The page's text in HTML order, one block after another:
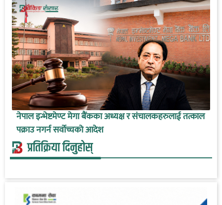
नेपाल इन्भेष्टमेण्ट मेगा बैंकका अध्यक्ष र संचालकहरुलाई तत्काल
पक्राउ नगर्न सर्वोच्चको आदेश
प्रतिक्रिया दिनुहोस्